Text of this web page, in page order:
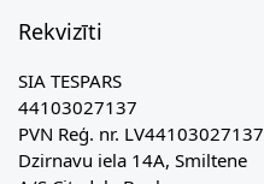
Rekvizīti
SIA TESPARS
44103027137
PVN Reģ. nr. LV44103027137
Dzirnavu iela 14A, Smiltene